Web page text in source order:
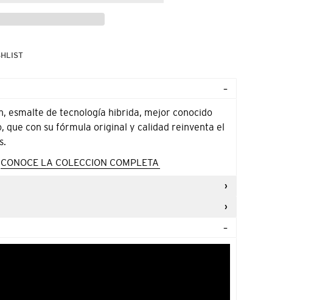
esmalte de tecnología hibrida, mejor conocido
que con su fórmula original y calidad reinventa el
CONOCE LA COLECCION COMPLETA